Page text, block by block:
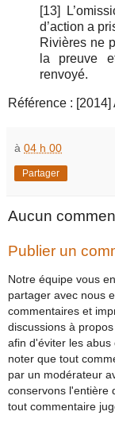
[13]
d’action a
Rivières ne
la preuve
renvoyé.
Référence : [2014]
à 04 h 00
Partager
Aucun
Publier un
Notre équipe vous
partager avec nous
commentaires et
discussions à
afin d'éviter les
noter que tout
par un modérateur
conservons l'entière
tout commentaire